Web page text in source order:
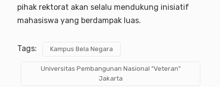
pihak rektorat akan selalu mendukung inisiatif
mahasiswa yang berdampak luas.
Tags: Kampus Bela Negara
Universitas Pembangunan Nasional “Veteran”
Jakarta